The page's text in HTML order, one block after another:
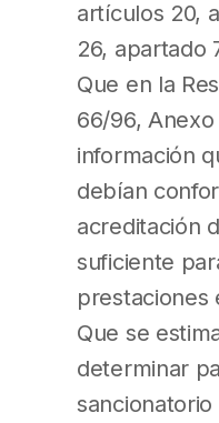
artículos 20,
26, apartado
Que en la
66/96,
información
debían
acreditación
suficiente
prestaciones
Que se
determinar